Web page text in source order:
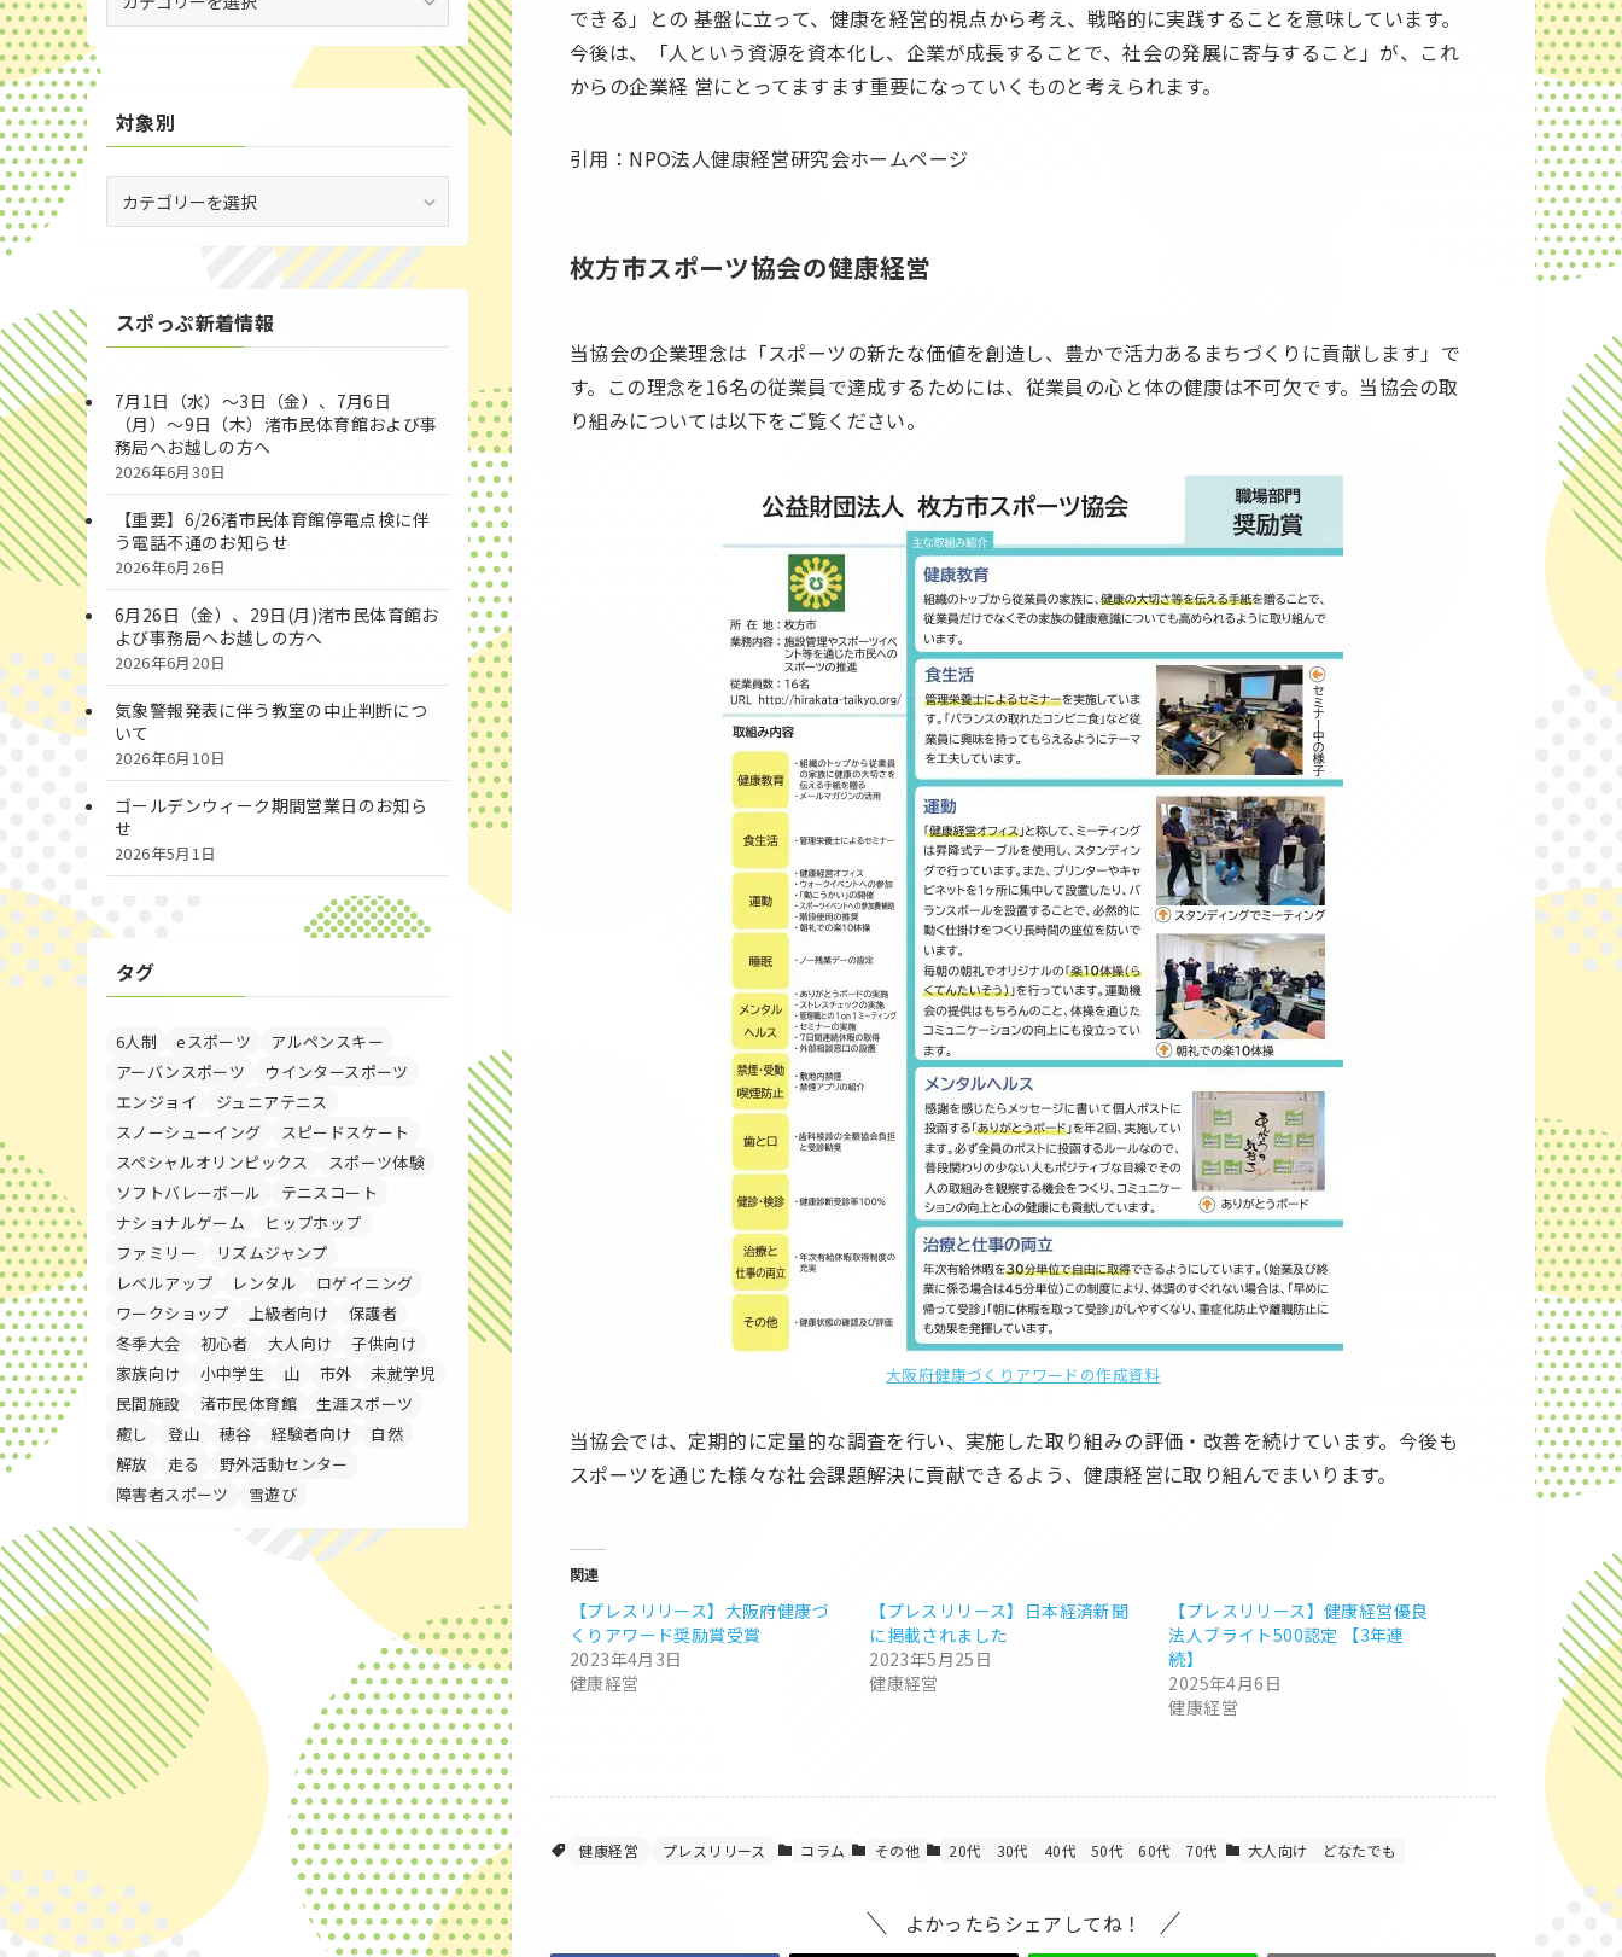
できる」との 基盤に立って、健康を経営的視点から考え、戦略的に実践することを意味しています。
今後は、「人という資源を資本化し、企業が成長することで、社会の発展に寄与すること」が、これ
からの企業経 営にとってますます重要になっていくものと考えられます。
引用：NPO法人健康経営研究会ホームページ
枚方市スポーツ協会の健康経営
当協会の企業理念は「スポーツの新たな価値を創造し、豊かで活力あるまちづくりに貢献します」で
す。この理念を16名の従業員で達成するためには、従業員の心と体の健康は不可欠です。当協会の取
り組みについては以下をご覧ください。
大阪府健康づくりアワードの作成資料
当協会では、定期的に定量的な調査を行い、実施した取り組みの評価・改善を続けています。今後も
スポーツを通じた様々な社会課題解決に貢献できるよう、健康経営に取り組んでまいります。
関連
【プレスリリース】大阪府健康づ
くりアワード奨励賞受賞
2023年4月3日
健康経営
【プレスリリース】日本経済新聞
に掲載されました
2023年5月25日
健康経営
【プレスリリース】健康経営優良
法人ブライト500認定 【3年連
続】
2025年4月6日
健康経営
健康経営 プレスリリース コラム その他 20代 30代 40代 50代 60代 70代 大人向け どなたでも
よかったらシェアしてね！
対象別
スポっぷ新着情報
7月1日（水）～3日（金）、7月6日
（月）～9日（木）渚市民体育館および事
務局へお越しの方へ
2026年6月30日
【重要】6/26渚市民体育館停電点検に伴
う電話不通のお知らせ
2026年6月26日
6月26日（金）、29日(月)渚市民体育館お
よび事務局へお越しの方へ
2026年6月20日
気象警報発表に伴う教室の中止判断につ
いて
2026年6月10日
ゴールデンウィーク期間営業日のお知ら
せ
2026年5月1日
タグ
6人制 eスポーツ
アルペンスキー
アーバンスポーツ
ウインタースポーツ
エンジョイ
ジュニアテニス
スノーシューイング
スピードスケート
スペシャルオリンピックス
スポーツ体験
ソフトバレーボール
テニスコート
ナショナルゲーム
ヒップホップ
ファミリー
リズムジャンプ
レベルアップ
レンタル
ロゲイニング
ワークショップ
上級者向け
保護者
冬季大会
初心者 大人向け
子供向け
家族向け
小中学生 山 市外
未就学児
民間施設
渚市民体育館
生涯スポーツ
癒し
登山 穂谷 経験者向け
自然
解放
走る
野外活動センター
障害者スポーツ
雪遊び